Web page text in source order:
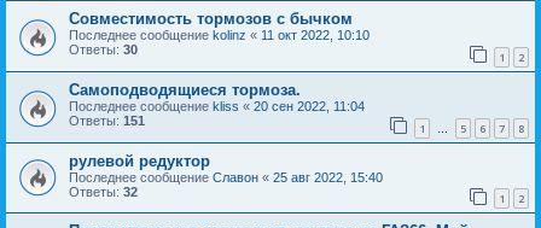
Совместимость тормозов с бычком
Последнее сообщение kolinz « 11 окт 2022, 10:10
Ответы: 30 1 2
Самоподводящиеся тормоза.
Последнее сообщение kliss « 20 сен 2022, 11:04
Ответы: 151 1 … 5 6 7 8
рулевой редуктор
Последнее сообщение Славон « 25 авг 2022, 15:40
Ответы: 32 1 2